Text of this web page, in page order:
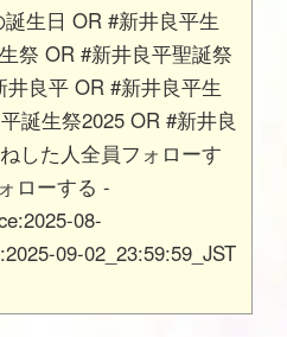
生日 OR #新井良平生
祭 OR #新井良平聖誕祭
良平 OR #新井良平生
誕生祭2025 OR #新井良
した人全員フォローす
ローする -
08-
09-02_23:59:59_JST